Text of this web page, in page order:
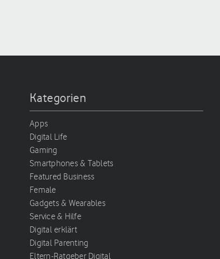
Kategorien
Apps
Digital Life
Gaming
Smartphones & Tablets
Featured Business
Female
Gadgets & Wearables
Service & Hilfe
Digital erklärt
Digital Parenting
Eltern-Ratgeber Digital